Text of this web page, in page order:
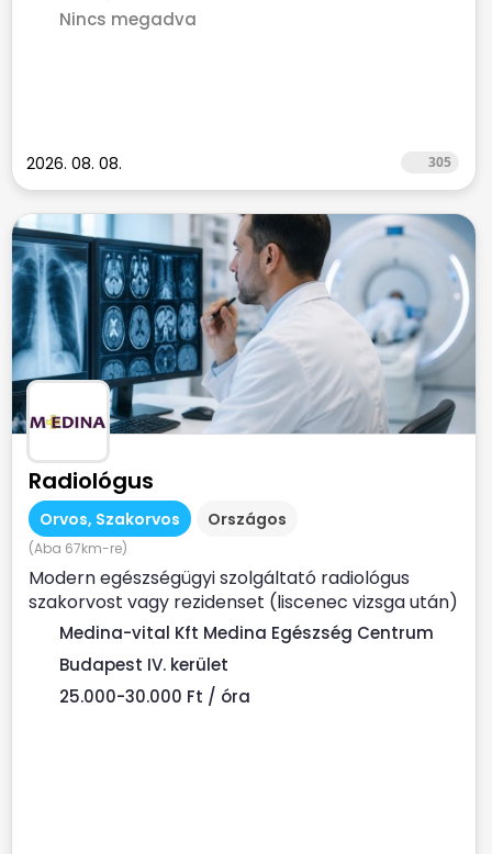
Nincs megadva
2026. 08. 08. 305
Radiológus
Orvos, Szakorvos Országos
(Aba 67km-re)
Modern egészségügyi szolgáltató radiológus
szakorvost vagy rezidenset (liscenec vizsga után)
keres Rendelési...
Medina-vital Kft Medina Egészség Centrum
Budapest IV. kerület
25.000-30.000 Ft / óra